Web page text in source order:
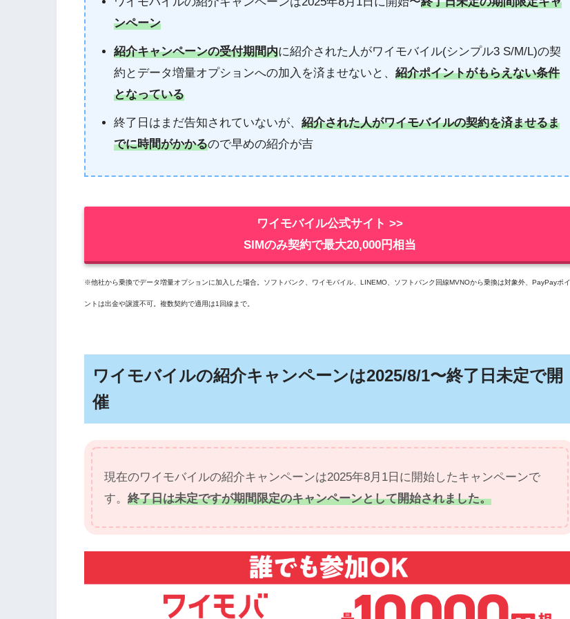
ンペーン
紹介キャンペーンの受付期間内に紹介された人がワイモバイル(シンプル3 S/M/L)の契
約とデータ増量オプションへの加入を済ませないと、紹介ポイントがもらえない条件
となっている
終了日はまだ告知されていないが、紹介された人がワイモバイルの契約を済ませるま
でに時間がかかるので早めの紹介が吉
ワイモバイル公式サイト >>
SIMのみ契約で最大20,000円相当
※他社から乗換でデータ増量オプションに加入した場合。ソフトバンク、ワイモバイル、LINEMO、ソフトバンク回線MVNOから乗換は対象外、PayPayポイ
ントは出金や譲渡不可。複数契約で適用は1回線まで。
ワイモバイルの紹介キャンペーンは2025/8/1〜終了日未定で開
催
現在のワイモバイルの紹介キャンペーンは2025年8月1日に開始したキャンペーンで
す。終了日は未定ですが期間限定のキャンペーンとして開始されました。